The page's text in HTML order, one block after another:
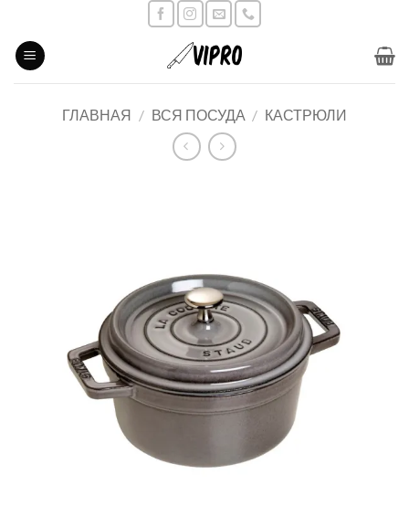
content
ГЛАВНАЯ / ВСЯ ПОСУДА / КАСТРЮЛИ